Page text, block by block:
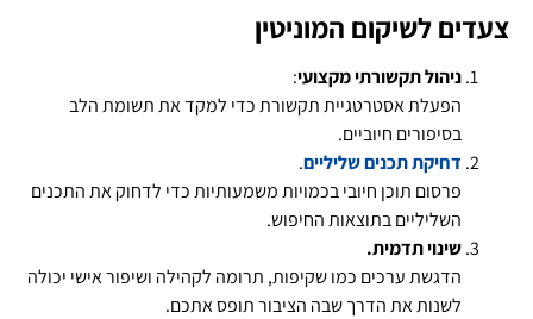
צעדים לשיקום המוניטין
ניהול תקשורתי מקצועי:
הפעלת אסטרטגיית תקשורת כדי למקד את תשומת הלב
בסיפורים חיוביים.
דחיקת תכנים שליליים.
פרסום תוכן חיובי בכמויות משמעותיות כדי לדחוק את התכנים
השליליים בתוצאות החיפוש.
שינוי תדמית.
הדגשת ערכים כמו שקיפות, תרומה לקהילה ושיפור אישי יכולה
לשנות את הדרך שבה הציבור תופס אתכם.